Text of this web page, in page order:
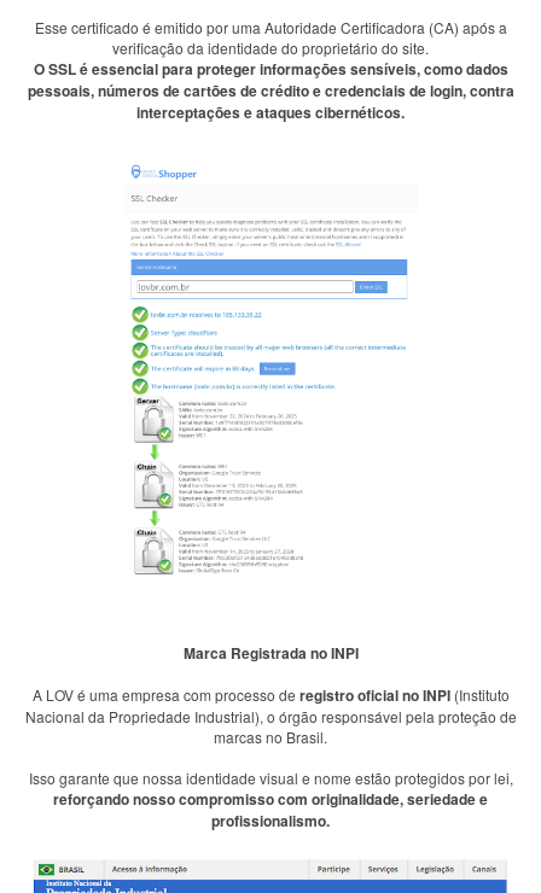
Esse certificado é emitido por uma Autoridade Certificadora (CA) após a
verificação da identidade do proprietário do site.
O SSL é essencial para proteger informações sensíveis, como dados
pessoais, números de cartões de crédito e credenciais de login, contra
interceptações e ataques cibernéticos.
Marca Registrada no INPI
A LOV é uma empresa com processo de registro oficial no INPI(Instituto
Nacional da Propriedade Industrial), o órgão responsável pela proteção de
marcas no Brasil.
Isso garante que nossa identidade visual e nome estão protegidos por lei,
reforçando nosso compromisso com originalidade, seriedade e
profissionalismo.